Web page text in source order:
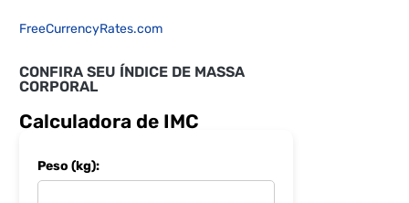
FreeCurrencyRates.com
CONFIRA SEU ÍNDICE DE MASSA
CORPORAL
Calculadora de IMC
Peso (kg):